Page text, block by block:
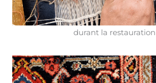
durant la restauration